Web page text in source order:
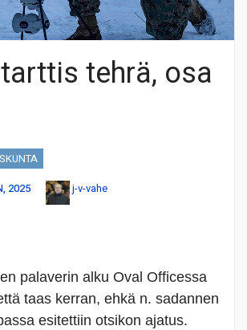
tehrä, osa
2025
j-v-vahe
palaverin alku Oval Officessa
taas kerran, ehkä n. sadannen
esitettiin otsikon ajatus.